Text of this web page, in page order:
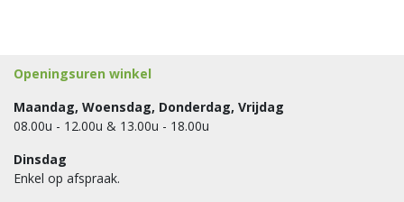
Openingsuren winkel
Maandag, Woensdag, Donderdag, Vrijdag
08.00u - 12.00u & 13.00u - 18.00u
Dinsdag
Enkel op afspraak.